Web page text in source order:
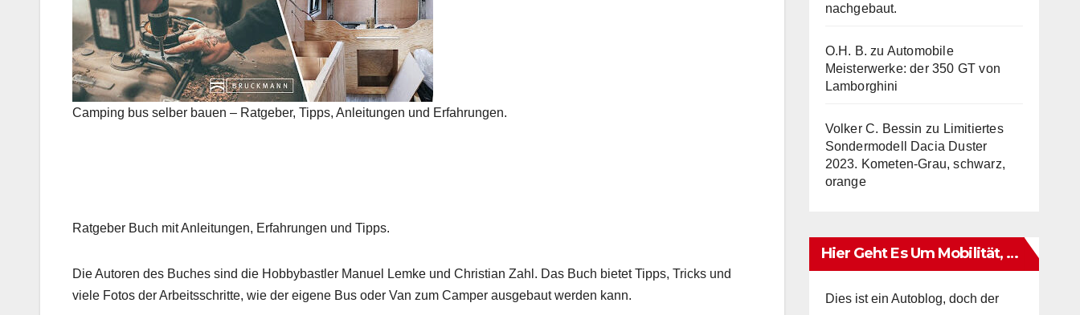
Camping bus selber bauen – Ratgeber, Tipps, Anleitungen und Erfahrungen.
Ratgeber Buch mit Anleitungen, Erfahrungen und Tipps.
Die Autoren des Buches sind die Hobbybastler Manuel Lemke und Christian Zahl. Das Buch bietet Tipps, Tricks und
viele Fotos der Arbeitsschritte, wie der eigene Bus oder Van zum Camper ausgebaut werden kann.
nachgebaut.
O.H. B. zu Automobile
Meisterwerke: der 350 GT von
Lamborghini
Volker C. Bessin zu Limitiertes
Sondermodell Dacia Duster
2023. Kometen-Grau, schwarz,
orange
Hier Geht Es Um Mobilität, …
Dies ist ein Autoblog, doch der